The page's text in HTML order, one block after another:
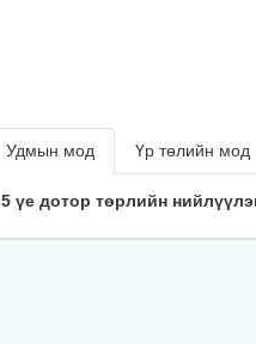
Удмын мод Үр төлийн мод
5 үе дотор төрлийн